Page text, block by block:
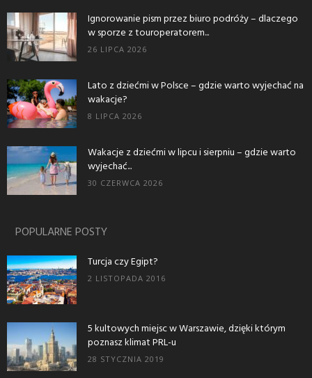
Ignorowanie pism przez biuro podróży – dlaczego
w sporze z touroperatorem...
26 LIPCA 2026
Lato z dziećmi w Polsce – gdzie warto wyjechać na
wakacje?
8 LIPCA 2026
Wakacje z dziećmi w lipcu i sierpniu – gdzie warto
wyjechać...
30 CZERWCA 2026
POPULARNE POSTY
Turcja czy Egipt?
2 LISTOPADA 2016
5 kultowych miejsc w Warszawie, dzięki którym
poznasz klimat PRL-u
28 STYCZNIA 2019